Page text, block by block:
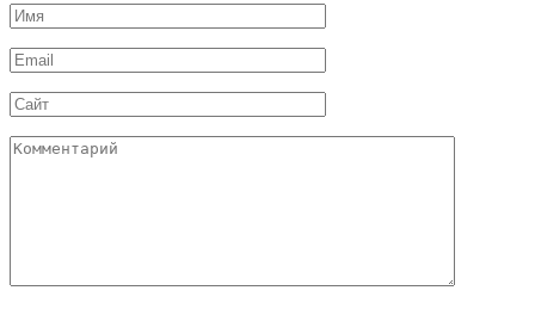
Имя
*
Email
*
Сайт
Комментарий